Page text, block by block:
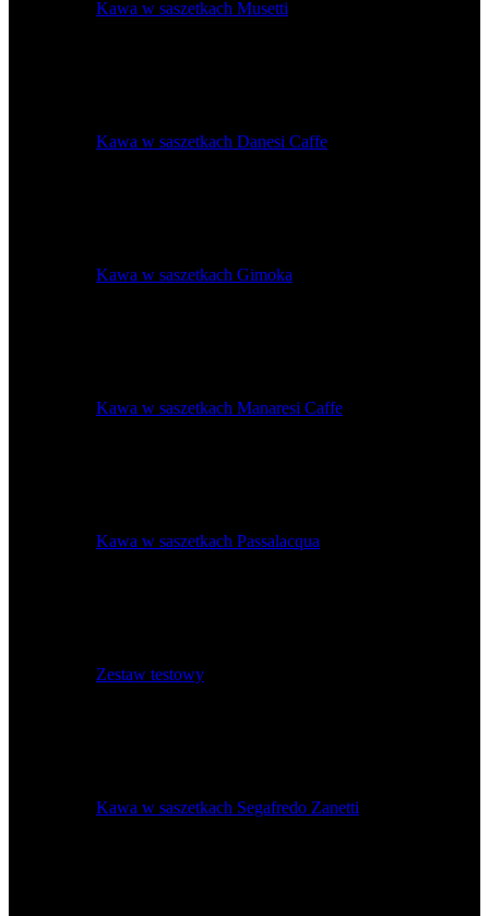
Kawa w saszetkach Musetti
Kawa w saszetkach Danesi Caffe
Kawa w saszetkach Gimoka
Kawa w saszetkach Manaresi Caffe
Kawa w saszetkach Passalacqua
Zestaw testowy
Kawa w saszetkach Segafredo Zanetti